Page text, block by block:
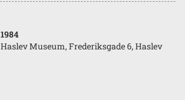
1984
Haslev Museum, Frederiksgade 6, Haslev